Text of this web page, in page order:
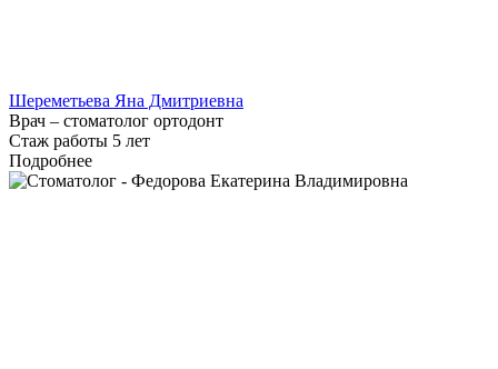
Шереметьева Яна Дмитриевна
Врач – стоматолог ортодонт
Стаж работы 5 лет
Подробнее